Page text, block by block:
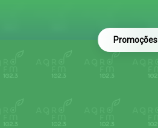
Promoções